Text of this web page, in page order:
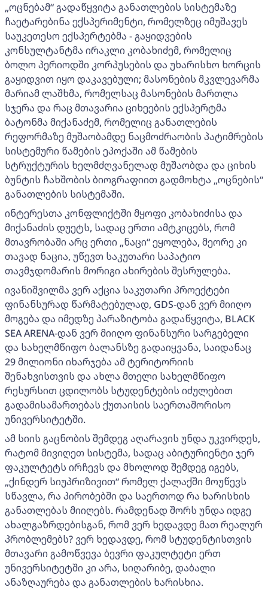
„ოცნებამ“ გადაწყვიტა განათლების სისტემაზე
ჩაეტარებინა ექსპერიმენტი, რომელზეც იმუშავეს
საუკეთესო ექსპერტებმა - გაყიდვების
კონსულტანტმა ირაკლი კობახიძემ, რომელიც
ბოლო პერიოდში კორპუსების და უხარისხო ხორცის
გაყიდვით იყო დაკავებული; მასონების მკვლევარმა
მარიამ ლაშხმა, რომელსაც მასონების მართლა
სჯერა და რაც მთავარია ციხეების ექსპერტმა
ბატონმა მიქანაძემ, რომელიც განათლების
რეფორმაზე მუშაობამდე ნაცმოძრაობის პატიმრების
სისტემური წამების ეპოქაში ამ წამების
სტრუქტურის ხელმძღვანელად მუშაობდა და ციხის
ბუნტის ჩახშობის ბიოგრაფიით გადმოხტა „ოცნების“
განათლების სისტემაში.
ინტერესთა კონფლიქტში მყოფი კობახიძისა და
მიქანაძის დუეტს, სადაც ერთი ამტკიცებს, რომ
მთავრობაში არც ერთი „ნაცი“ ეყოლება, მეორე კი
თავად ნაცია, უწევთ საკუთარი საპატიო
თავმჯდომარის მორიგი ახირების შესრულება.
ივანიშვილმა ვერ აქცია საკუთარი პროექტები
ფინანსურად წარმატებულად, GDS-დან ვერ მიიღო
მოგება და იმედზე პარაზიტობა გადაწყვიტა, BLACK
SEA ARENA-დან ვერ მიიღო ფინანსური სარგებელი
და სახელმწიფო ბალანსზე გადაიყვანა, საიდანაც
29 მილიონი იხარჯება ამ ტერიტორიის
შენახვისთვის და ახლა მთელი სახელმწიფო
რესურსით ცდილობს სტუდენტების იძულებით
გადამისამართებას ქუთაისის საერთაშორისო
უნივერსიტეტში.
ამ სიის გაცნობის შემდეგ აღარავის უნდა უკვირდეს,
რატომ მივიღეთ სისტემა, სადაც აბიტურიენტი ჯერ
ფაკულტეტს ირჩევს და მხოლოდ შემდეგ იგებს,
„ქინდერ სიუპრიზივით“ რომელ ქალაქში მოუწევს
სწავლა, რა პირობებში და საერთოდ რა ხარისხის
განათლებას მიიღებს. რამდენად შორს უნდა იდგე
ახალგაზრდებისგან, რომ ვერ ხედავდე მათ რეალურ
პრობლემებს? ვერ ხედავდე, რომ სტუდენტისთვის
მთავარი გამოწვევა ბევრი ფაკულტეტი ერთ
უნივერსიტეტში კი არა, სიღარიბე, დაბალი
ანაზღაურება და განათლების ხარისხია.